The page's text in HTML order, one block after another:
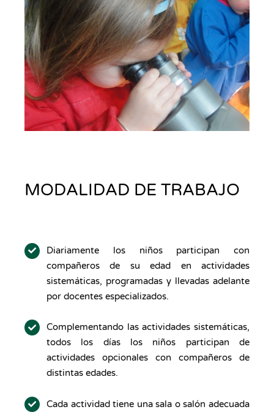
MODALIDAD DE TRABAJO
Diariamente los niños participan con
compañeros de su edad en actividades
sistemáticas, programadas y llevadas adelante
por docentes especializados.
Complementando las actividades sistemáticas,
todos los días los niños participan de
actividades opcionales con compañeros de
distintas edades.
Cada actividad tiene una sala o salón adecuada